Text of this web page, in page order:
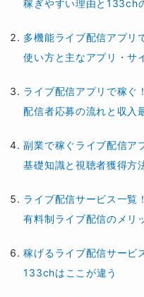
稼ぎやすい理由と133ch
多機能ライブ配信アプリ
使い方と主なアプリ・サ
ライブ配信アプリで稼ぐ！
配信者応募の流れと収入
副業で稼ぐライブ配信ア
基礎知識と視聴者獲得方
ライブ配信サービス一覧！
有料制ライブ配信のメリ
稼げるライブ配信サービ
133chはここが違う